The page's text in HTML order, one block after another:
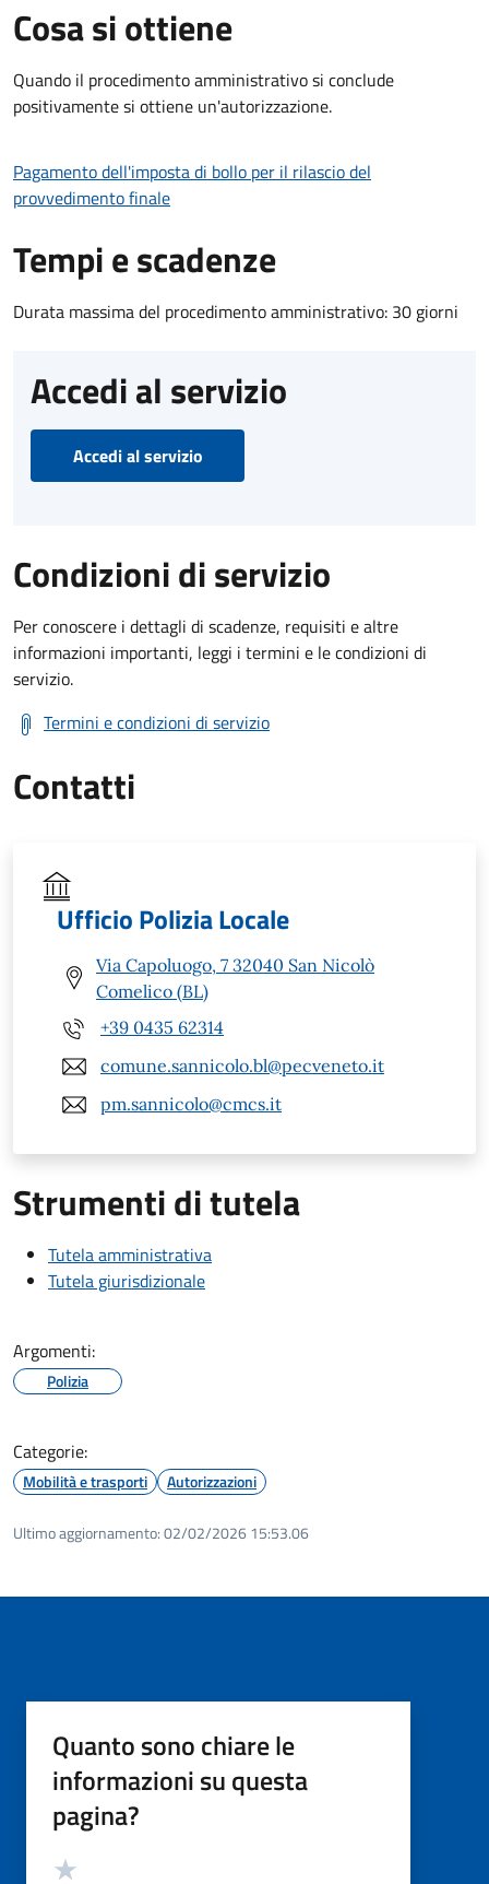
Cosa si ottiene
Quando il procedimento amministrativo si conclude
positivamente si ottiene un'autorizzazione.
Pagamento dell'imposta di bollo per il rilascio del
provvedimento finale
Tempi e scadenze
Durata massima del procedimento amministrativo: 30 giorni
Accedi al servizio
Accedi al servizio
Condizioni di servizio
Per conoscere i dettagli di scadenze, requisiti e altre
informazioni importanti, leggi i termini e le condizioni di
servizio.
Termini e condizioni di servizio
Contatti
Ufficio Polizia Locale
Via Capoluogo, 7 32040 San Nicolò
Comelico (BL)
+39 0435 62314
comune.sannicolo.bl@pecveneto.it
pm.sannicolo@cmcs.it
Strumenti di tutela
Tutela amministrativa
Tutela giurisdizionale
Argomenti:
Polizia
Categorie:
Mobilità e trasporti Autorizzazioni
Ultimo aggiornamento:02/02/2026 15:53.06
Quanto sono chiare le
informazioni su questa
pagina?
Valutazione